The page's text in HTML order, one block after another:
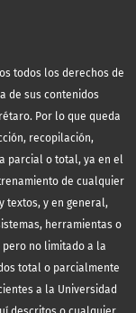
todos los derechos de
de sus contenidos
Por lo que queda
recopilación,
parcial o total, ya en el
de cualquier
textos, y en general,
herramientas o
no limitado a la
total o parcialmente
a la Universidad